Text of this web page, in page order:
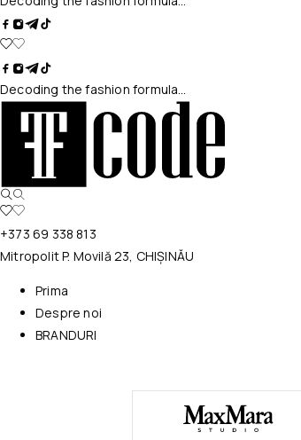
Decoding the fashion formula…
+373 69 338 813
Mitropolit P. Movilă 23, CHIȘINĂU
Prima
Despre noi
BRANDURI